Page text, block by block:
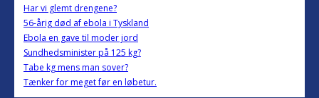
Har vi glemt drengene?
56-årig død af ebola i Tyskland
Ebola en gave til moder jord
Sundhedsminister på 125 kg?
Tabe kg mens man sover?
Tænker for meget før en løbetur.